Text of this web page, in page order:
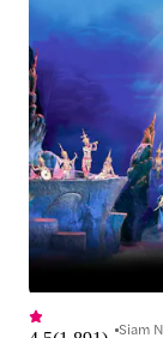
Siam